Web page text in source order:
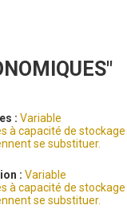
:Variable
à capacité de
se substituer.
:Variable
à capacité de
se substituer.